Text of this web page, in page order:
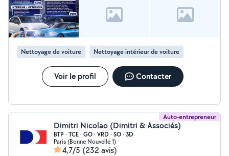
Nettoyage de voiture Nettoyage intérieur de voiture
Voir le profil Contacter
Auto-entrepreneur
Dimitri Nicolao (Dimitri & Associés)
BTP · TCE · GO · VRD · SO · 3D
Paris (Bonne Nouvelle 1)
4,7/5 (232 avis)